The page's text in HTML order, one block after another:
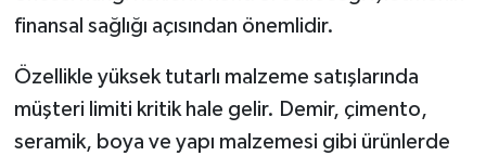
finansal sağlığı açısından önemlidir.
Özellikle yüksek tutarlı malzeme satışlarında
müşteri limiti kritik hale gelir. Demir, çimento,
seramik, boya ve yapı malzemesi gibi ürünlerde